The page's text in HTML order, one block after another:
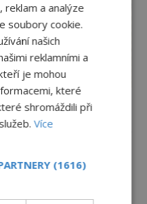
v obležení UFO?
reklam a analýze
soubory cookie.
našich
reklamními a
je mohou
které
shromáždili při
Více
(1616)